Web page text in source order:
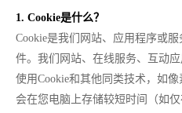
1. Cookie是什么？
Cookie是我们网站、应用程序或
件。我们网站、在线服务、互动
使用Cookie和其他同类技术，如
会在您电脑上存储较短时间（如